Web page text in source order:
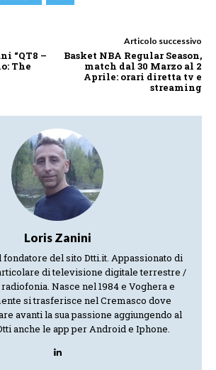
“QT8 –
The
Articolo successivo
Basket NBA Regular Season,
match dal 30 Marzo al 2
Aprile: orari diretta tv e
streaming
Loris Zanini
del sito Dtti.it. Appassionato di
di televisione digitale terrestre /
Nasce nel 1984 e Voghera e
si trasferisce nel Cremasco dove
avanti la sua passione aggiungendo al
anche le app per Android e Iphone.